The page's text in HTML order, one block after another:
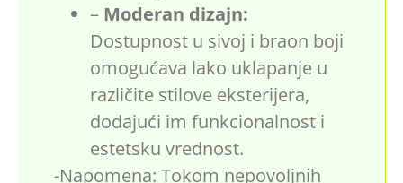
– Moderan dizajn:
Dostupnost u sivoj i braon boji
omogućava lako uklapanje u
različite stilove eksterijera,
dodajući im funkcionalnost i
estetsku vrednost.
-Napomena: Tokom nepovoljnih